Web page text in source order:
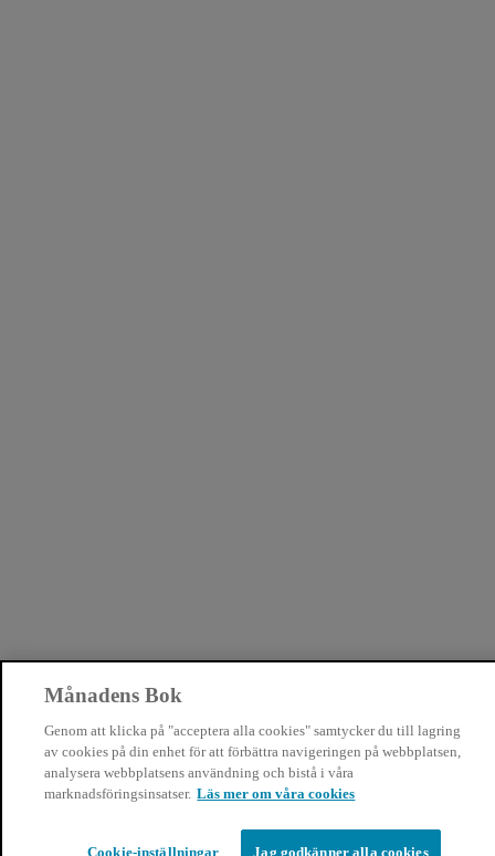
Månadens Bok
Genom att klicka på "acceptera alla cookies" samtycker du till lagring
av cookies på din enhet för att förbättra navigeringen på webbplatsen,
analysera webbplatsens användning och bistå i våra
marknadsföringsinsatser. Läs mer om våra cookies
Cookie-inställningar Jag godkänner alla cookies